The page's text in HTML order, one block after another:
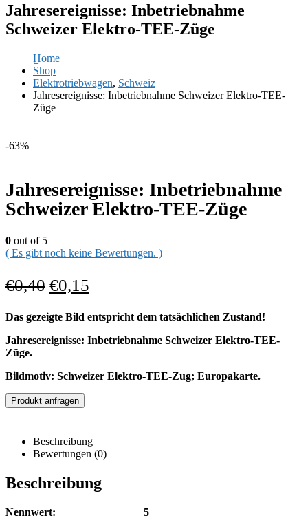
Jahresereignisse: Inbetriebnahme
Schweizer Elektro-TEE-Züge
Home
Shop
Elektrotriebwagen, Schweiz
Jahresereignisse: Inbetriebnahme Schweizer Elektro-TEE-
Züge
-63%
Jahresereignisse: Inbetriebnahme
Schweizer Elektro-TEE-Züge
0 out of 5
( Es gibt noch keine Bewertungen. )
€0,40 €0,15
Das gezeigte Bild entspricht dem tatsächlichen Zustand!
Jahresereignisse: Inbetriebnahme Schweizer Elektro-TEE-
Züge.
Bildmotiv: Schweizer Elektro-TEE-Zug; Europakarte.
Produkt anfragen
Beschreibung
Bewertungen (0)
Beschreibung
Nennwert: 5